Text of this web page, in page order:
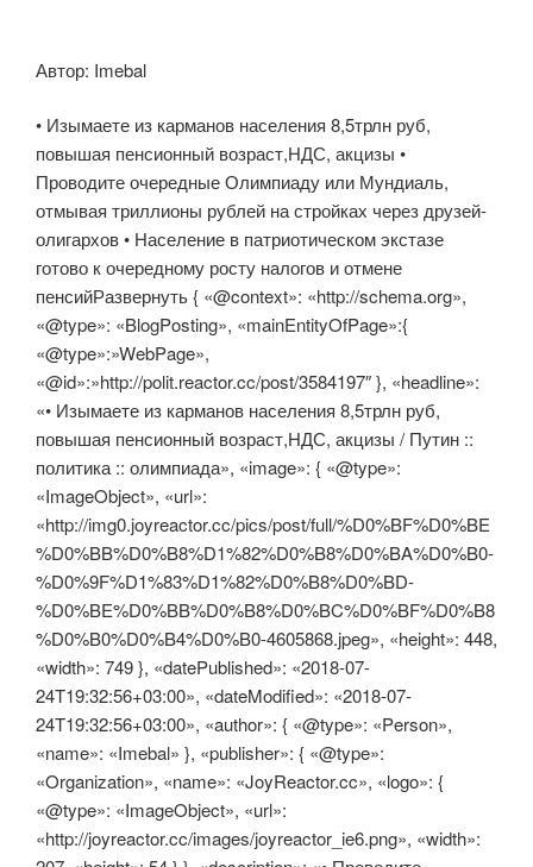
Автор: Imebal
• Изымаете из карманов населения 8,5трлн руб,
повышая пенсионный возраст,НДС, акцизы •
Проводите очередные Олимпиаду или Мундиаль,
отмывая триллионы рублей на стройках через друзей-
олигархов • Население в патриотическом экстазе
готово к очередному росту налогов и отмене
пенсийРазвернуть { «@context»: «http://schema.org»,
«@type»: «BlogPosting», «mainEntityOfPage»:{
«@type»:»WebPage»,
«@id»:»http://polit.reactor.cc/post/3584197″ }, «headline»:
«• Изымаете из карманов населения 8,5трлн руб,
повышая пенсионный возраст,НДС, акцизы / Путин ::
политика :: олимпиада», «image»: { «@type»:
«ImageObject», «url»:
«http://img0.joyreactor.cc/pics/post/full/%D0%BF%D0%BE
%D0%BB%D0%B8%D1%82%D0%B8%D0%BA%D0%B0-
%D0%9F%D1%83%D1%82%D0%B8%D0%BD-
%D0%BE%D0%BB%D0%B8%D0%BC%D0%BF%D0%B8
%D0%B0%D0%B4%D0%B0-4605868.jpeg», «height»: 448,
«width»: 749 }, «datePublished»: «2018-07-
24T19:32:56+03:00», «dateModified»: «2018-07-
24T19:32:56+03:00», «author»: { «@type»: «Person»,
«name»: «Imebal» }, «publisher»: { «@type»:
«Organization», «name»: «JoyReactor.cc», «logo»: {
«@type»: «ImageObject», «url»:
«http://joyreactor.cc/images/joyreactor_ie6.png», «width»: